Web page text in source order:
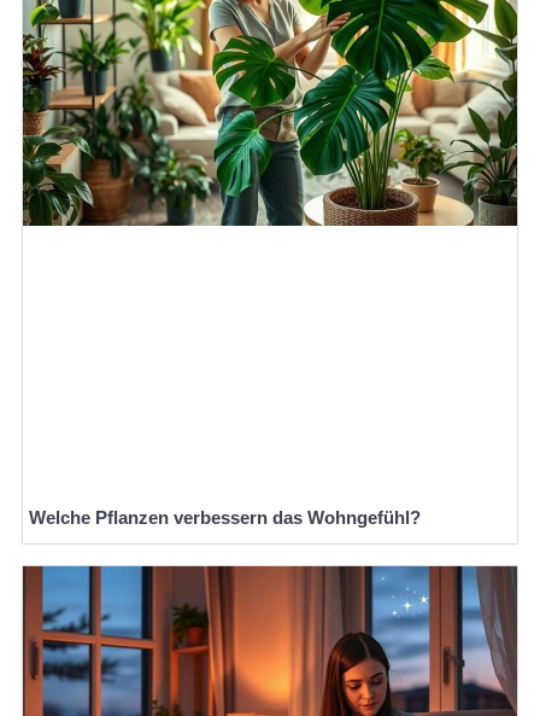
Welche Pflanzen verbessern das Wohngefühl?